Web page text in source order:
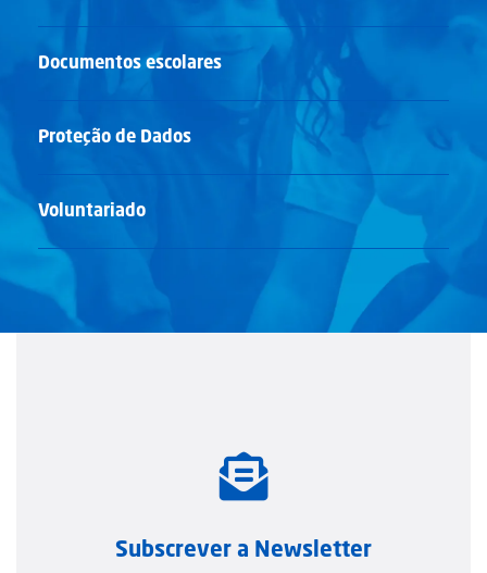
Documentos escolares
Proteção de Dados
Voluntariado
Subscrever a Newsletter